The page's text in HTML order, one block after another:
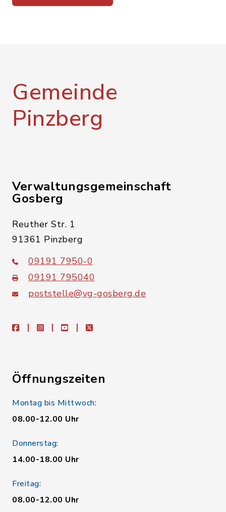
Gemeinde
Pinzberg
Verwaltungsgemeinschaft
Gosberg
Reuther Str. 1
91361 Pinzberg
09191 7950-0
09191 795040
poststelle@vg-gosberg.de
facebookinstagramyoutubeX
Öffnungszeiten
Montag bis Mittwoch:
08.00-12.00 Uhr
Donnerstag:
14.00-18.00 Uhr
Freitag:
08.00-12.00 Uhr